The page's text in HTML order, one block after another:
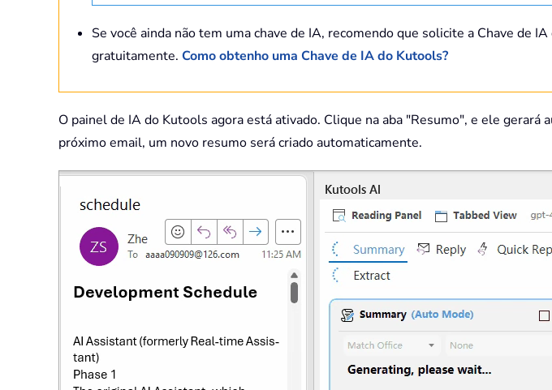
Se você ainda não tem uma chave de IA, recomendo que solicite a Chave de
gratuitamente. Como obtenho uma Chave de IA do Kutools?
O painel de IA do Kutools agora está ativado. Clique na aba "Resumo", e ele
próximo email, um novo resumo será criado automaticamente.